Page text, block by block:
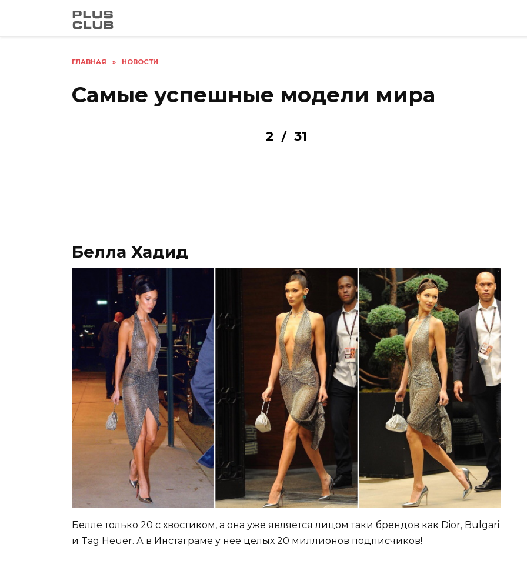
ГЛАВНАЯ » НОВОСТИ
Самые успешные модели мира
2 / 31
Белла Хадид
Белле только 20 с хвостиком, а она уже является лицом таки брендов как Dior, Bulgari
и Tag Heuer. А в Инстаграме у нее целых 20 миллионов подписчиков!